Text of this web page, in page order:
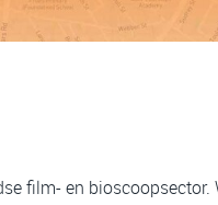
film- en bioscoopsector.